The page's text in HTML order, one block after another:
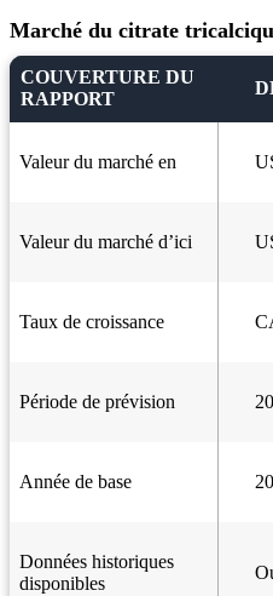
Marché du citrate
COUVERTURE DU
RAPPORT
Valeur du marché en
Valeur du marché d’ici
Taux de croissance
Période de prévision
Année de base
Données historiques
disponibles